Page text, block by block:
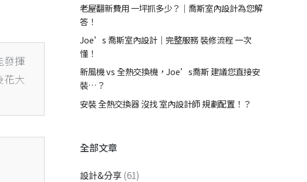
發揮
花大
老屋翻新費用 一坪抓多少？｜喬斯室內設計為您解
答！
Joe’s 喬斯室內設計｜完整服務 裝修流程 一次
懂！
新風機 vs 全熱交換機，Joe’s喬斯 建議您直接安
裝…？
安裝 全熱交換器 沒找 室內設計師 規劃配置！？
全部文章
設計&分享(61)